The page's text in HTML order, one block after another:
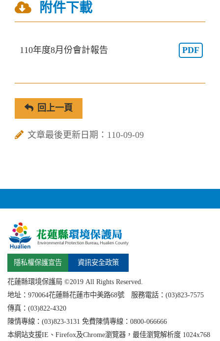
附件下載
110年度8月份會計報告 PDF
回上一頁
文章最後更新日期：110-09-09
隱私權保護宣告 資訊安全政策
花蓮縣環境保護局 ©2019 All Rights Reserved.
地址： 970064花蓮縣花蓮市中美路68號 服務電話：(03)823-7575
傳真：(03)822-4320
陳情專線：(03)823-3131 免費陳情專線：0800-066666
本網站支援IE、Firefox及Chrome瀏覽器，最佳瀏覽解析度 1024x768